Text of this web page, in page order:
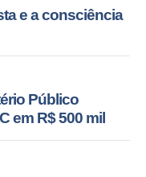
e a consciência
Público
em R$ 500 mil